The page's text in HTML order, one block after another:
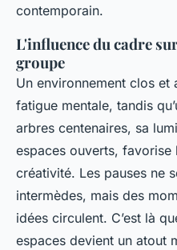
contemporain.
L'influence du cadre
groupe
Un environnement clos
fatigue mentale, tandis
arbres centenaires, sa
espaces ouverts, favorise
créativité. Les pauses ne
intermèdes, mais des
idées circulent. C’est là
espaces devient un atout